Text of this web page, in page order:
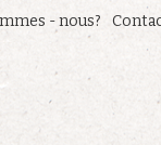
- nous?